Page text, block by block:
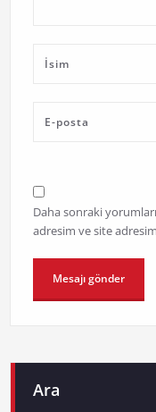
Daha sonraki
adresim ve site
Ara